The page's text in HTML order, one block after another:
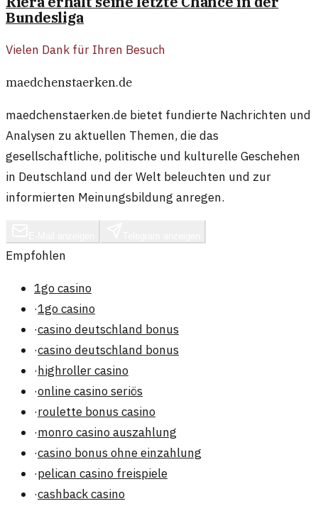
Bundesliga
Vielen Dank für Ihren Besuch
maedchenstaerken.de
maedchenstaerken.de bietet fundierte Nachrichten und
Analysen zu aktuellen Themen, die das
gesellschaftliche, politische und kulturelle Geschehen
in Deutschland und der Welt beleuchten und zur
informierten Meinungsbildung anregen.
Empfohlen
1go casino
·1go casino
·casino deutschland bonus
·casino deutschland bonus
·highroller casino
·online casino seriös
·roulette bonus casino
·monro casino auszahlung
·casino bonus ohne einzahlung
·pelican casino freispiele
·cashback casino